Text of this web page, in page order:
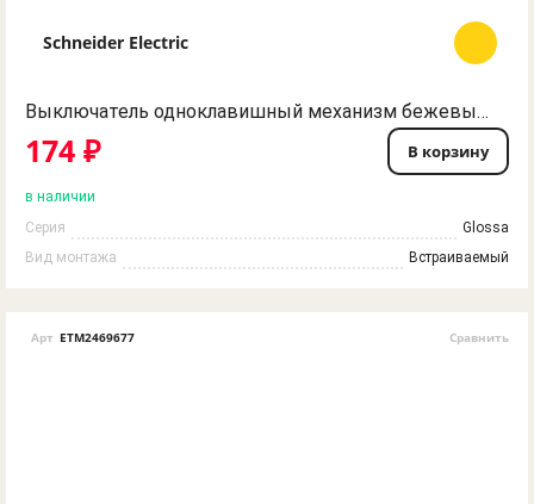
Schneider Electric
Выключатель одноклавишный механизм бежевый Glossa Schneider Electric
174 ₽ В корзину
в наличии
Серия
Glossa
Вид монтажа
Встраиваемый
Арт ETM2469677 Сравнить